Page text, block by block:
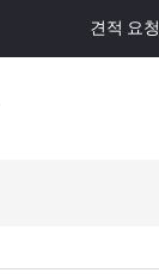
견적 요청